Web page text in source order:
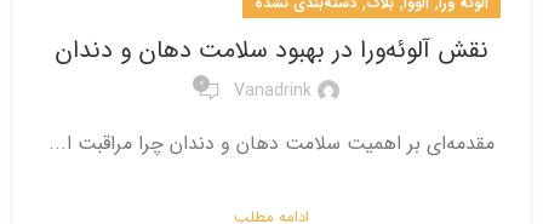
نقش آلوئه‌ورا در بهبود سلامت دهان و دندان
Vanadrink
0
مقدمه‌ای بر اهمیت سلامت دهان و دندان چرا مراقبت ا...
ادامه مطلب